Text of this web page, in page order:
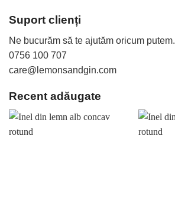
Suport clienți
Ne bucurăm să te ajutăm oricum putem.
0756 100 707
care@lemonsandgin.com
Recent adăugate